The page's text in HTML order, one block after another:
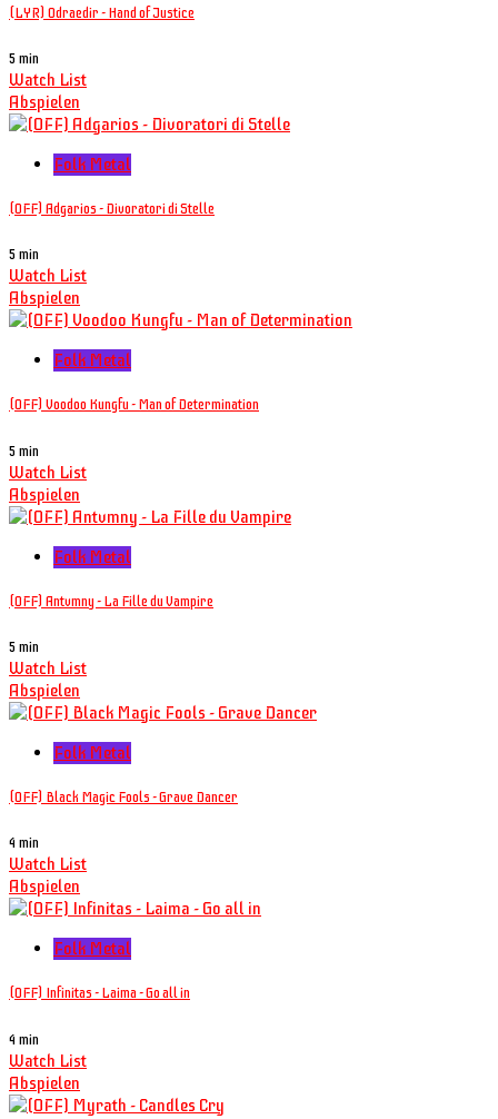
(LYR) Odraedir - Hand of Justice
5 min
Watch List
Abspielen
Folk Metal
(OFF) Adgarios - Divoratori di Stelle
5 min
Watch List
Abspielen
Folk Metal
(OFF) Voodoo Kungfu - Man of Determination
5 min
Watch List
Abspielen
Folk Metal
(OFF) Antvmny - La Fille du Vampire
5 min
Watch List
Abspielen
Folk Metal
(OFF) Black Magic Fools - Grave Dancer
4 min
Watch List
Abspielen
Folk Metal
(OFF) Infinitas - Laima - Go all in
4 min
Watch List
Abspielen